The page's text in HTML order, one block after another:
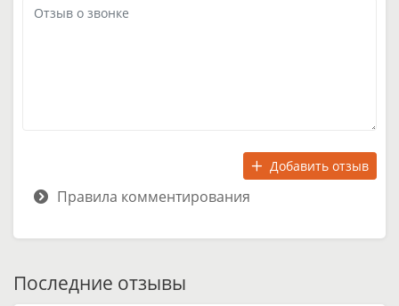
Добавить отзыв
Правила комментирования
Последние отзывы